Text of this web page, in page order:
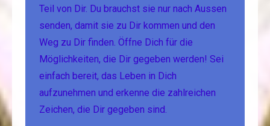
Teil von Dir. Du brauchst sie nur nach Aussen
senden, damit sie zu Dir kommen und den
Weg zu Dir finden. Öffne Dich für die
Möglichkeiten, die Dir gegeben werden! Sei
einfach bereit, das Leben in Dich
aufzunehmen und erkenne die zahlreichen
Zeichen, die Dir gegeben sind.